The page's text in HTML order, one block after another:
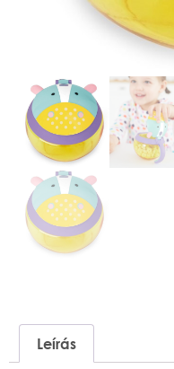
Leírás